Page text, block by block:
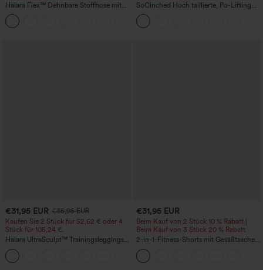
Halara Flex™ Dehnbare Stoffhose mit
hohem Bund, Waffelmuster,
Seitentaschen und weitem Bein
SoCinched Hoch taillierte, Po-Lifting
7/8-Trainingsleggings mit
Bauchkontrolle und Seitentaschen
€31,95 EUR €35,95 EUR
Kaufen Sie 2 Stück für 52,62 € oder 4
Stück für 105,24 €.
Halara UltraSculpt™ Trainingsleggings
mit hoher Taille – formend, Po-Lifting,
Bauchkontrolle und mit Taschen
€31,95 EUR
Beim Kauf von 2 Stück 10 % Rabatt |
Beim Kauf von 3 Stück 20 % Rabatt
2-in-1-Fitness-Shorts mit Gesäßtasche
und seitlicher versteckter Tasche 6,3 cm